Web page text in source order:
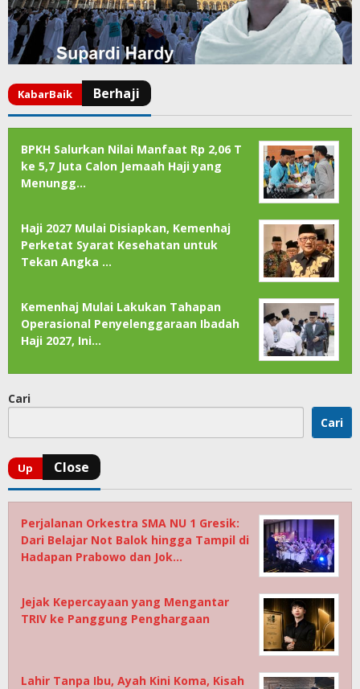
BPKH Salurkan Nilai Manfaat Rp 2,06 T
ke 5,7 Juta Calon Jemaah Haji yang
Menungg…
Haji 2027 Mulai Disiapkan, Kemenhaj
Perketat Syarat Kesehatan untuk
Tekan Angka …
Kemenhaj Mulai Lakukan Tahapan
Operasional Penyelenggaraan Ibadah
Haji 2027, Ini…
Cari
Cari
Perjalanan Orkestra SMA NU 1 Gresik:
Dari Belajar Not Balok hingga Tampil di
Hadapan Prabowo dan Jok…
Jejak Kepercayaan yang Mengantar
TRIV ke Panggung Penghargaan
Lahir Tanpa Ibu, Ayah Kini Koma, Kisah